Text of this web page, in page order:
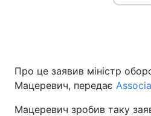
Про це заявив міністр
Мацеревич, передає
Мацеревич зробив таку